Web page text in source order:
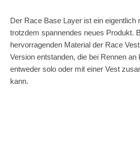
Der Race Base Layer ist ein eigentlich
trotzdem spannendes neues Produkt.
hervorragenden Material der Race
Version entstanden, die bei Rennen an
entweder solo oder mit einer Vest
kann.